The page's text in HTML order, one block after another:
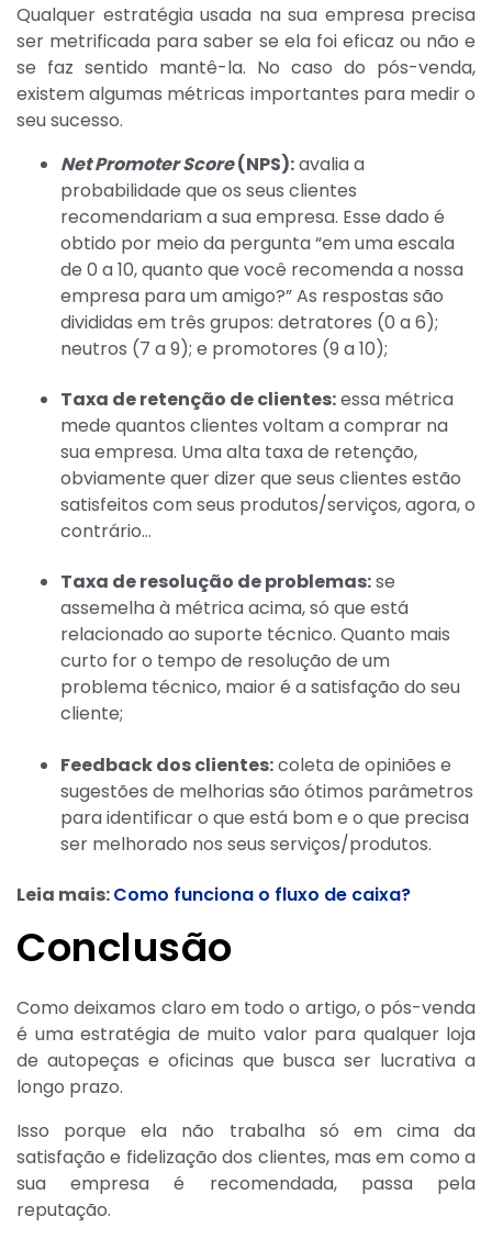
Qualquer estratégia usada na sua empresa precisa
ser metrificada para saber se ela foi eficaz ou não e
se faz sentido mantê-la. No caso do pós-venda,
existem algumas métricas importantes para medir o
seu sucesso.
Net Promoter Score(NPS):avalia a
probabilidade que os seus clientes
recomendariam a sua empresa. Esse dado é
obtido por meio da pergunta “em uma escala
de 0 a 10, quanto que você recomenda a nossa
empresa para um amigo?” As respostas são
divididas em três grupos: detratores (0 a 6);
neutros (7 a 9); e promotores (9 a 10);
Taxa de retenção de clientes:essa métrica
mede quantos clientes voltam a comprar na
sua empresa. Uma alta taxa de retenção,
obviamente quer dizer que seus clientes estão
satisfeitos com seus produtos/serviços, agora, o
contrário…
Taxa de resolução de problemas:se
assemelha à métrica acima, só que está
relacionado ao suporte técnico. Quanto mais
curto for o tempo de resolução de um
problema técnico, maior é a satisfação do seu
cliente;
Feedback dos clientes:coleta de opiniões e
sugestões de melhorias são ótimos parâmetros
para identificar o que está bom e o que precisa
ser melhorado nos seus serviços/produtos.
Leia mais:Como funciona o fluxo de caixa?
Conclusão
Como deixamos claro em todo o artigo, o pós-venda
é uma estratégia de muito valor para qualquer loja
de autopeças e oficinas que busca ser lucrativa a
longo prazo.
Isso porque ela não trabalha só em cima da
satisfação e fidelização dos clientes, mas em como a
sua empresa é recomendada, passa pela
reputação.